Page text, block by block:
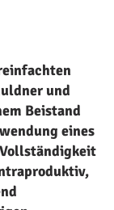
und
Beistand
eines